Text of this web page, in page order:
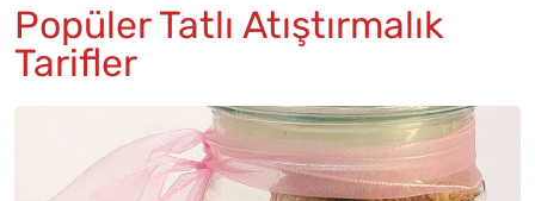
Popüler Tatlı Atıştırmalık
Tarifler